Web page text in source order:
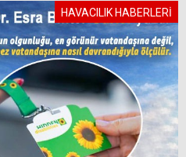
HAVACILIK HABERLERİ